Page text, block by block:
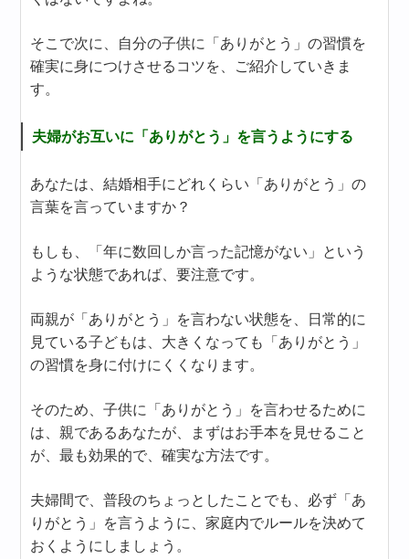
そこで次に、自分の子供に「ありがとう」の習慣を
確実に身につけさせるコツを、ご紹介していきま
す。
夫婦がお互いに「ありがとう」を言うようにする
あなたは、結婚相手にどれくらい「ありがとう」の
言葉を言っていますか？
もしも、「年に数回しか言った記憶がない」という
ような状態であれば、要注意です。
両親が「ありがとう」を言わない状態を、日常的に
見ている子どもは、大きくなっても「ありがとう」
の習慣を身に付けにくくなります。
そのため、子供に「ありがとう」を言わせるために
は、親であるあなたが、まずはお手本を見せること
が、最も効果的で、確実な方法です。
夫婦間で、普段のちょっとしたことでも、必ず「あ
りがとう」を言うように、家庭内でルールを決めて
おくようにしましょう。